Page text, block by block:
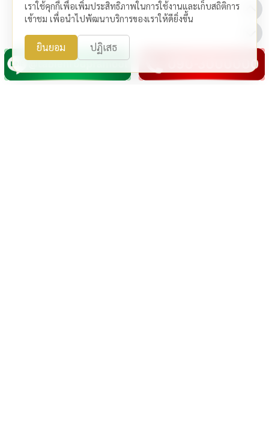
เราใช้คุกกี้เพื่อเพิ่มประสิทธิภาพในการใช้งานและเก็บสถิติการ
เข้าชม เพื่อนำไปพัฒนาบริการของเราให้ดียิ่งขึ้น
ยินยอม ปฏิเสธ